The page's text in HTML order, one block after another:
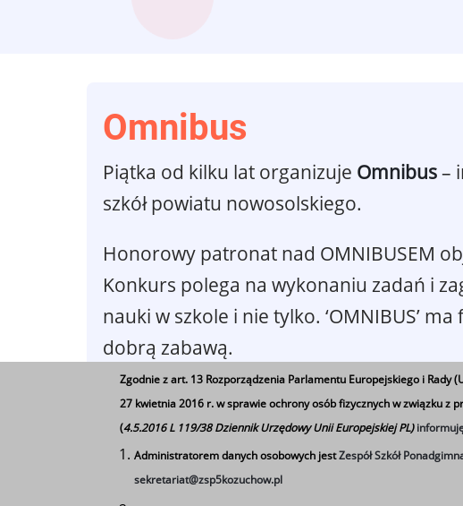
Omnibus
Piątka od kilku lat organizuje Omnibus–
szkół powiatu nowosolskiego.
Honorowy patronat nad OMNIBUSEM
Konkurs polega na wykonaniu zadań i
nauki w szkole i nie tylko. ‘OMNIBUS’
dobrą zabawą.
Zgodnie z art. 13 Rozporządzenia Parlamentu Europejskiego i Rady
27 kwietnia 2016 r. w sprawie ochrony osób fizycznych w związku z
(4.5.2016 L 119/38 Dziennik Urzędowy Unii Europejskiej PL)
Administratorem danych osobowych jestZespół Szkół
sekretariat@zsp5kozuchow.pl